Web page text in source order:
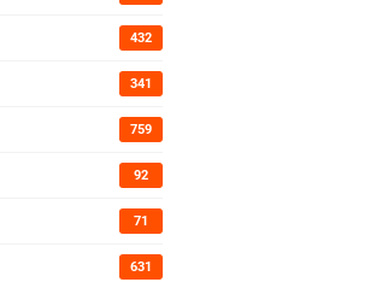
432
341
759
92
71
631